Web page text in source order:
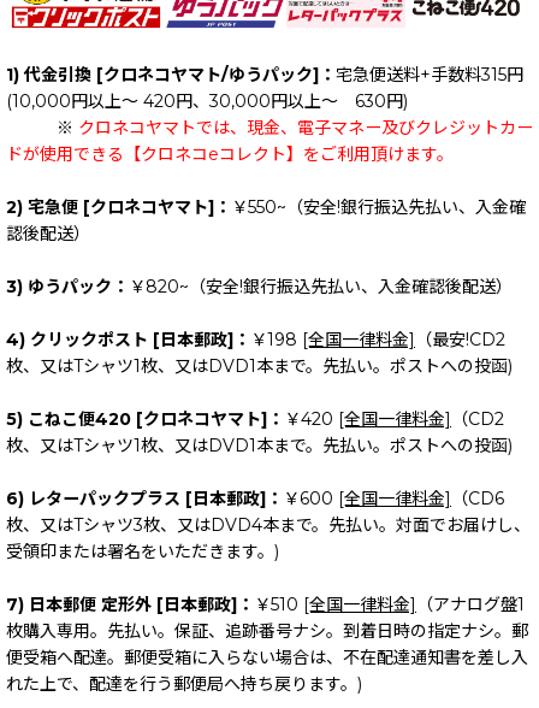
1) 代金引換 [クロネコヤマト/ゆうパック]： 宅急便送料+手数料315円
(10,000円以上～ 420円、30,000円以上～ 630円)
※ クロネコヤマトでは、現金、電子マネー及びクレジットカー
ドが使用できる【クロネコeコレクト】をご利用頂けます。
2) 宅急便 [クロネコヤマト]： ￥550~（安全!銀行振込先払い、入金確
認後配送）
3) ゆうパック： ￥820~（安全!銀行振込先払い、入金確認後配送）
4) クリックポスト [日本郵政]： ￥198 [全国一律料金]
（最安!CD2
枚、又はTシャツ1枚、又はDVD1本まで。先払い。ポストへの投函)
5) こねこ便420 [クロネコヤマト]： ￥420 [全国一律料金]
（CD2
枚、又はTシャツ1枚、又はDVD1本まで。先払い。ポストへの投函)
6) レターパックプラス [日本郵政]： ￥600 [全国一律料金]
（CD6
枚、又はTシャツ3枚、又はDVD4本まで。先払い。対面でお届けし、
受領印または署名をいただきます。)
7) 日本郵便 定形外 [日本郵政]： ￥510 [全国一律料金]
（アナログ盤1
枚購入専用。先払い。保証、追跡番号ナシ。到着日時の指定ナシ。郵
便受箱へ配達。郵便受箱に入らない場合は、不在配達通知書を差し入
れた上で、配達を行う郵便局へ持ち戻ります。)